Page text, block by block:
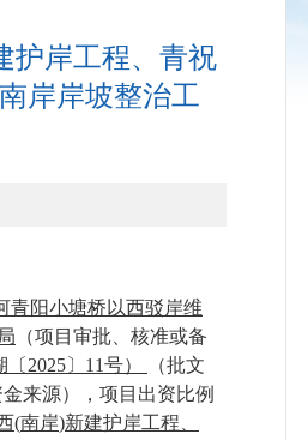
护岸工程、青祝
岸岸坡整治工
青阳小塘桥以西驳岸维
（项目审批、核准或备
2025〕11号）
（批文
金来源），项目出资比例
(南岸)新建护岸工程、